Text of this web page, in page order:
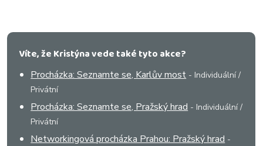
Víte, že Kristýna vede také tyto akce?
Procházka: Seznamte se, Karlův most - Individuální /
Privátní
Procházka: Seznamte se, Pražský hrad - Individuální /
Privátní
Networkingová procházka Prahou: Pražský hrad -